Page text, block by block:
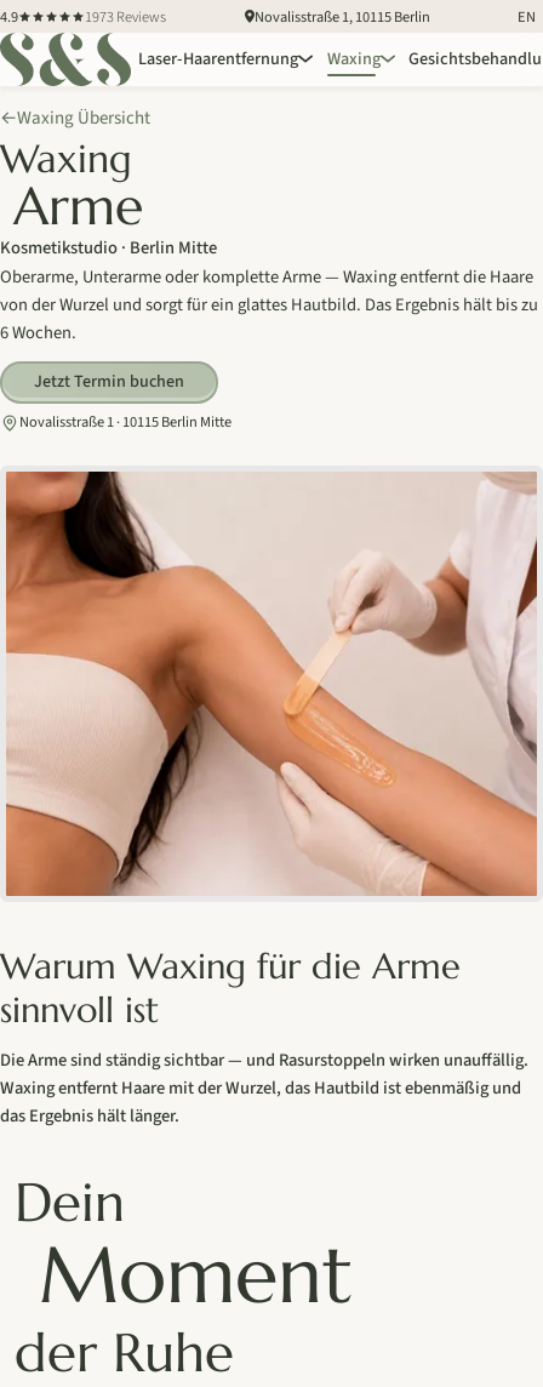
4.9 1973 Reviews Novalisstraße 1, 10115 Berlin EN
Laser-Haarentfernung Waxing
←Waxing Übersicht
Waxing
Arme
Kosmetikstudio · Berlin Mitte
Oberarme, Unterarme oder komplette Arme — Waxing entfernt die Haare
von der Wurzel und sorgt für ein glattes Hautbild. Das Ergebnis hält bis zu
6 Wochen.
Jetzt Termin buchen
Novalisstraße 1 · 10115 Berlin Mitte
Warum Waxing für die Arme
sinnvoll ist
Die Arme sind ständig sichtbar — und Rasurstoppeln wirken unauffällig.
Waxing entfernt Haare mit der Wurzel, das Hautbild ist ebenmäßig und
das Ergebnis hält länger.
Dein
Moment
der Ruhe